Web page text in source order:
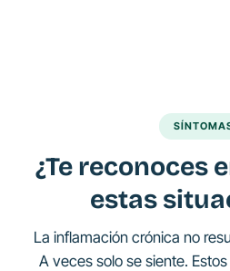
¿Te reconoces
estas
La inflamación crónica no
A veces solo se siente.